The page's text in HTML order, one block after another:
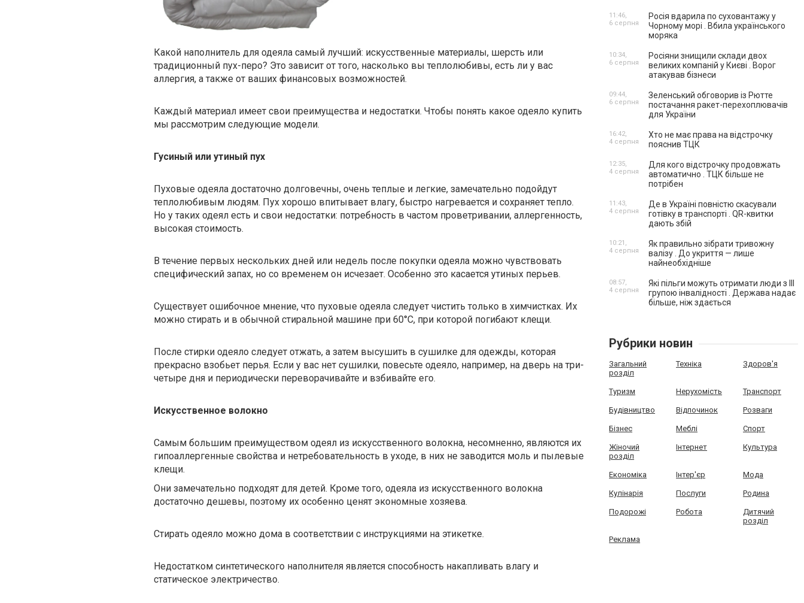
Какой наполнитель для одеяла самый лучший: искусственные материалы, шерсть или
традиционный пух-перо? Это зависит от того, насколько вы теплолюбивы, есть ли у вас
аллергия, а также от ваших финансовых возможностей.
Каждый материал имеет свои преимущества и недостатки. Чтобы понять какое одеяло купить
мы рассмотрим следующие модели.
Гусиный или утиный пух
Пуховые одеяла достаточно долговечны, очень теплые и легкие, замечательно подойдут
теплолюбивым людям. Пух хорошо впитывает влагу, быстро нагревается и сохраняет тепло.
Но у таких одеял есть и свои недостатки: потребность в частом проветривании, аллергенность,
высокая стоимость.
В течение первых нескольких дней или недель после покупки одеяла можно чувствовать
специфический запах, но со временем он исчезает. Особенно это касается утиных перьев.
Существует ошибочное мнение, что пуховые одеяла следует чистить только в химчистках. Их
можно стирать и в обычной стиральной машине при 60°С, при которой погибают клещи.
После стирки одеяло следует отжать, а затем высушить в сушилке для одежды, которая
прекрасно взобьет перья. Если у вас нет сушилки, повесьте одеяло, например, на дверь на три-
четыре дня и периодически переворачивайте и взбивайте его.
Искусственное волокно
Самым большим преимуществом одеял из искусственного волокна, несомненно, являются их
гипоаллергенные свойства и нетребовательность в уходе, в них не заводится моль и пылевые
клещи.
Они замечательно подходят для детей. Кроме того, одеяла из искусственного волокна
достаточно дешевы, поэтому их особенно ценят экономные хозяева.
Стирать одеяло можно дома в соответствии с инструкциями на этикетке.
Недостатком синтетического наполнителя является способность накапливать влагу и
статическое электричество.
Росія вдарила по суховантажу у
Чорному морі . Вбила українського
моряка
11:46,
6 серпня
Росіяни знищили склади двох
великих компаній у Києві . Ворог
атакував бізнеси
10:34,
6 серпня
Зеленський обговорив із Рютте
постачання ракет-перехоплювачів
для України
09:44,
6 серпня
Хто не має права на відстрочку
пояснив ТЦК
16:42,
4 серпня
Для кого відстрочку продовжать
автоматично . ТЦК більше не
потрібен
12:35,
4 серпня
Де в Україні повністю скасували
готівку в транспорті . QR-квитки
дають збій
11:43,
4 серпня
Як правильно зібрати тривожну
валізу . До укриття — лише
найнеобхідніше
10:21,
4 серпня
Які пільги можуть отримати люди з III
групою інвалідності . Держава надає
більше, ніж здається
08:57,
4 серпня
Рубрики новин
Загальний
розділ
Техніка Здоров'я
Туризм Нерухомість Транспорт
Будівництво Відпочинок Розваги
Бізнес Меблі Спорт
Жіночий
розділ
Інтернет Культура
Економіка Інтер'єр Мода
Кулінарія Послуги Родина
Подорожі Робота
Дитячий
розділ
Реклама